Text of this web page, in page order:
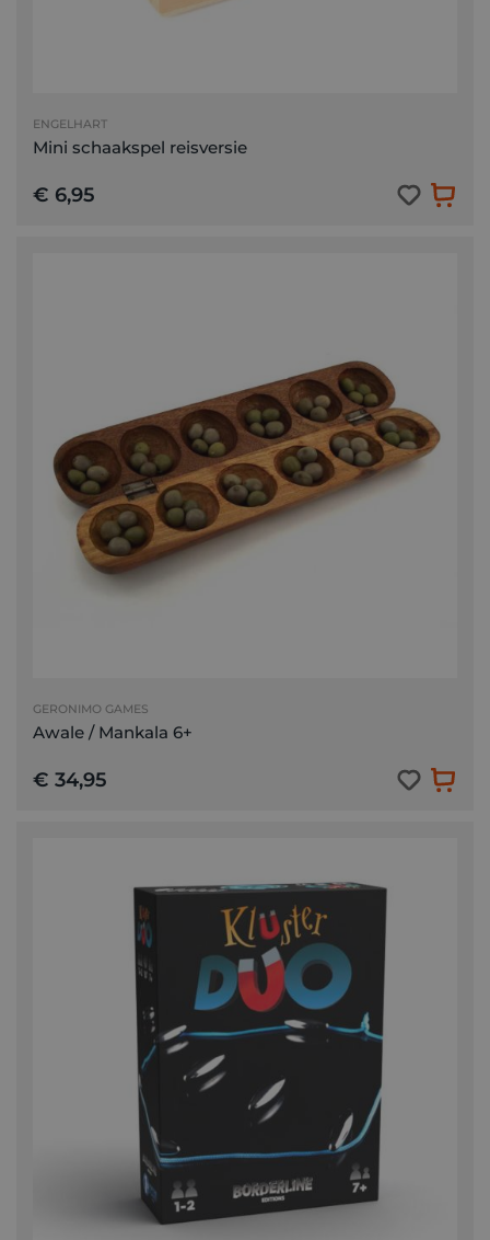
ENGELHART
Mini schaakspel reisversie
€ 6,95
GERONIMO GAMES
Awale / Mankala 6+
€ 34,95